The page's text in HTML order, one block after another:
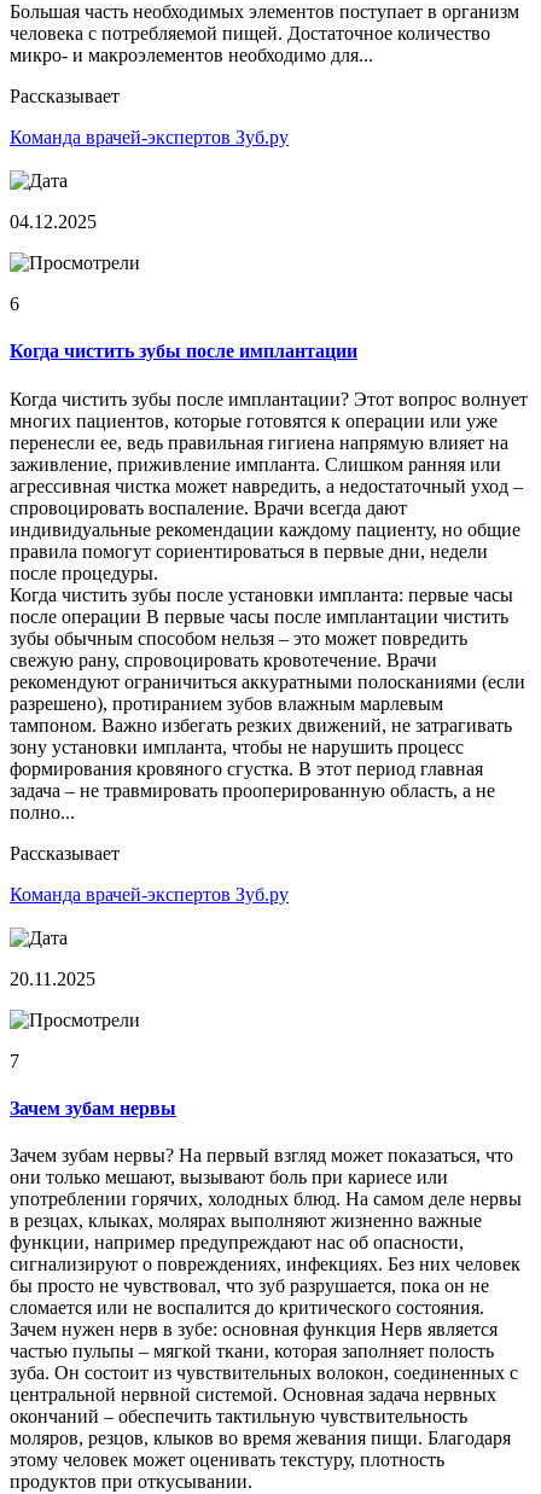
Большая часть необходимых элементов поступает в организм
человека с потребляемой пищей. Достаточное количество
микро- и макроэлементов необходимо для...
Рассказывает
Команда врачей-экспертов Зуб.ру
04.12.2025
6
Когда чистить зубы после имплантации
Когда чистить зубы после имплантации? Этот вопрос волнует
многих пациентов, которые готовятся к операции или уже
перенесли ее, ведь правильная гигиена напрямую влияет на
заживление, приживление импланта. Слишком ранняя или
агрессивная чистка может навредить, а недостаточный уход –
спровоцировать воспаление. Врачи всегда дают
индивидуальные рекомендации каждому пациенту, но общие
правила помогут сориентироваться в первые дни, недели
после процедуры.
Когда чистить зубы после установки импланта: первые часы
после операции В первые часы после имплантации чистить
зубы обычным способом нельзя – это может повредить
свежую рану, спровоцировать кровотечение. Врачи
рекомендуют ограничиться аккуратными полосканиями (если
разрешено), протиранием зубов влажным марлевым
тампоном. Важно избегать резких движений, не затрагивать
зону установки импланта, чтобы не нарушить процесс
формирования кровяного сгустка. В этот период главная
задача – не травмировать прооперированную область, а не
полно...
Рассказывает
Команда врачей-экспертов Зуб.ру
20.11.2025
7
Зачем зубам нервы
Зачем зубам нервы? На первый взгляд может показаться, что
они только мешают, вызывают боль при кариесе или
употреблении горячих, холодных блюд. На самом деле нервы
в резцах, клыках, молярах выполняют жизненно важные
функции, например предупреждают нас об опасности,
сигнализируют о повреждениях, инфекциях. Без них человек
бы просто не чувствовал, что зуб разрушается, пока он не
сломается или не воспалится до критического состояния.
Зачем нужен нерв в зубе: основная функция Нерв является
частью пульпы – мягкой ткани, которая заполняет полость
зуба. Он состоит из чувствительных волокон, соединенных с
центральной нервной системой. Основная задача нервных
окончаний – обеспечить тактильную чувствительность
моляров, резцов, клыков во время жевания пищи. Благодаря
этому человек может оценивать текстуру, плотность
продуктов при откусывании.